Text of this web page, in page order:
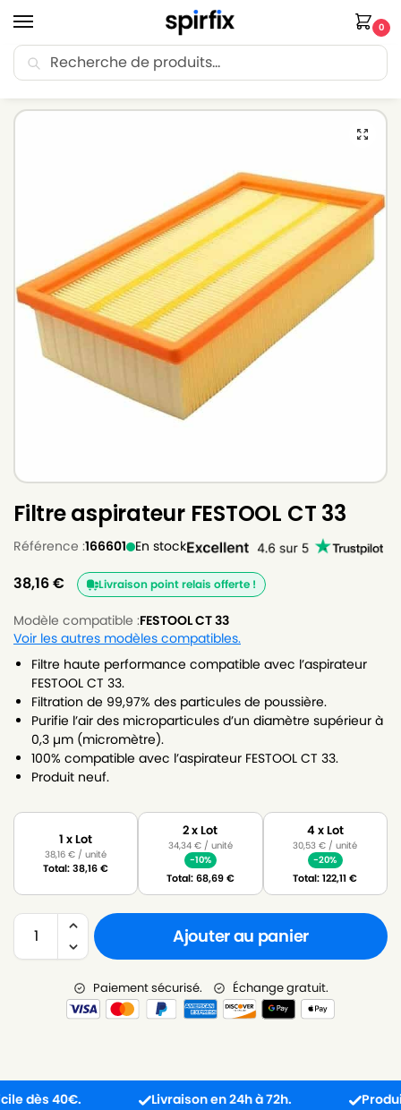
0
🚚 Livraison Point Relais offerte dès 30€ d’achat.
Filtre aspirateur FESTOOL CT 33
Référence :166601 En stock
38,16€ Livraison point relais offerte !
Modèle compatible :FESTOOL CT 33
Voir les autres modèles compatibles.
Filtre haute performance compatible avec l’aspirateur
FESTOOL CT 33.
Filtration de 99,97% des particules de poussière.
Purifie l’air des microparticules d’un diamètre supérieur à
0,3 µm (micromètre).
100% compatible avec l’aspirateur FESTOOL CT 33.
Produit neuf.
1 x Lot
38,16€ / unité
Total:38,16€
2 x Lot
34,34 €/ unité
-10%
Total:68,69€
4 x Lot
30,53€ / unité
-20%
Total:122,11€
Ajouter au panier
Paiement sécurisé. Échange gratuit.
40€. Livraison en 24h à 72h. Produit